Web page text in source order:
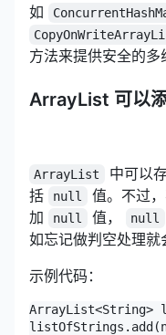
如
方法来提供安全的多
ArrayList 可以
ArrayList
中可以
括
null 值。不过
加
null 值， null
如忘记做判空处理就
示例代码：
ArrayList<String>